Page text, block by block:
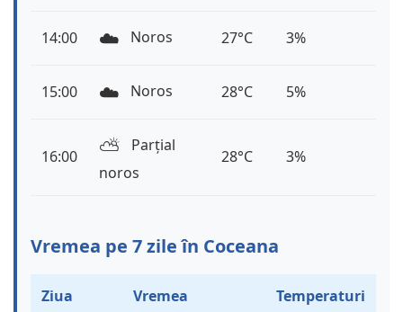
14:00 ☁️ Noros 27°C 3%
15:00 ☁️ Noros 28°C 5%
16:00 ⛅️
Parțial
noros
28°C 3%
Vremea pe 7 zile în Coceana
Ziua Vremea Temperaturi